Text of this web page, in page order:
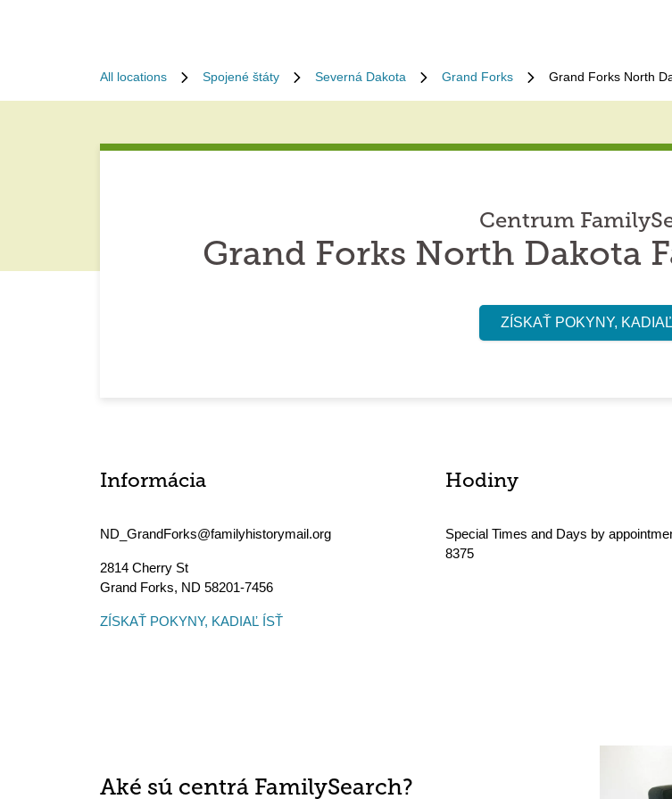
All locations Spojené štáty Severná Dakota Grand Forks Grand Forks North
Centrum
Grand Forks North Dakota
ZÍSKAŤ POKYNY,
Informácia
ND_GrandForks@familyhistorymail.org
2814 Cherry St
Grand Forks, ND 58201-7456
ZÍSKAŤ POKYNY, KADIAĽ ÍSŤ
Hodiny
Special Times and Days by
8375
Aké sú centrá FamilySearch?